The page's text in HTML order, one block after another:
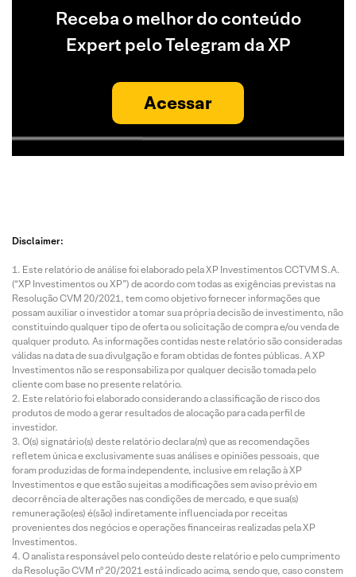
Receba o melhor do conteúdo
Expert pelo Telegram da XP
Acessar
Disclaimer:
Este relatório de análise foi elaborado pela XP Investimentos CCTVM S.A.
(“XP Investimentos ou XP”) de acordo com todas as exigências previstas na
Resolução CVM 20/2021, tem como objetivo fornecer informações que
possam auxiliar o investidor a tomar sua própria decisão de investimento, não
constituindo qualquer tipo de oferta ou solicitação de compra e/ou venda de
qualquer produto. As informações contidas neste relatório são consideradas
válidas na data de sua divulgação e foram obtidas de fontes públicas. A XP
Investimentos não se responsabiliza por qualquer decisão tomada pelo
cliente com base no presente relatório.
Este relatório foi elaborado considerando a classificação de risco dos
produtos de modo a gerar resultados de alocação para cada perfil de
investidor.
O(s) signatário(s) deste relatório declara(m) que as recomendações
refletem única e exclusivamente suas análises e opiniões pessoais, que
foram produzidas de forma independente, inclusive em relação à XP
Investimentos e que estão sujeitas a modificações sem aviso prévio em
decorrência de alterações nas condições de mercado, e que sua(s)
remuneração(es) é(são) indiretamente influenciada por receitas
provenientes dos negócios e operações financeiras realizadas pela XP
Investimentos.
O analista responsável pelo conteúdo deste relatório e pelo cumprimento
da Resolução CVM nº 20/2021 está indicado acima, sendo que, caso constem